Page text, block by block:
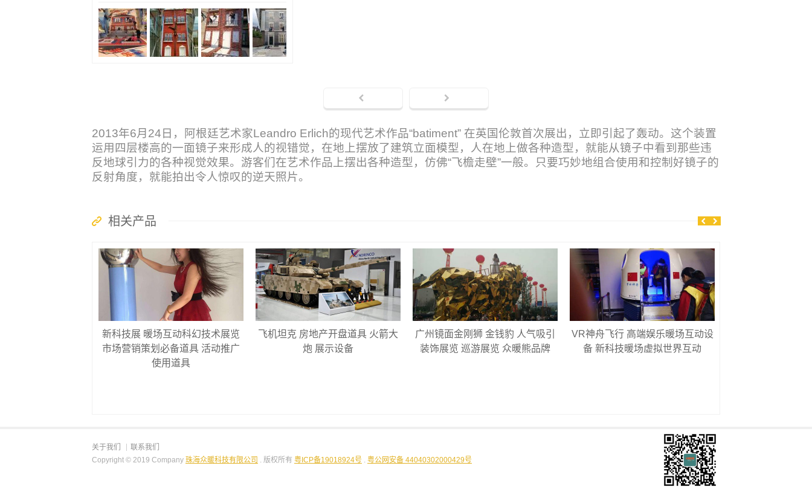
2013年6月24日，阿根廷艺术家Leandro Erlich的现代艺术作品“batiment” 在英国伦敦首次展出，立即引起了轰动。这个装置
运用四层楼高的一面镜子来形成人的视错觉，在地上摆放了建筑立面模型，人在地上做各种造型，就能从镜子中看到那些违
反地球引力的各种视觉效果。游客们在艺术作品上摆出各种造型，仿佛“飞檐走壁”一般。只要巧妙地组合使用和控制好镜子的
反射角度，就能拍出令人惊叹的逆天照片。
相关产品
新科技展 暖场互动科幻技术展览
市场营销策划必备道具 活动推广
使用道具
飞机坦克 房地产开盘道具 火箭大
炮 展示设备
广州镜面金刚狮 金钱豹 人气吸引
装饰展览 巡游展览 众暖熊品牌
VR神舟飞行 高端娱乐暖场互动设
备 新科技暖场虚拟世界互动
关于我们
联系我们
Copyright © 2019 Company 珠海众暖科技有限公司 . 版权所有 粤ICP备19018924号 粤公网安备 44040302000429号